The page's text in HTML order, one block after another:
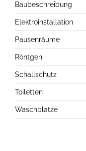
Baubeschreibung
Elektroinstallation
Pausenräume
Röntgen
Schallschutz
Toiletten
Waschplätze